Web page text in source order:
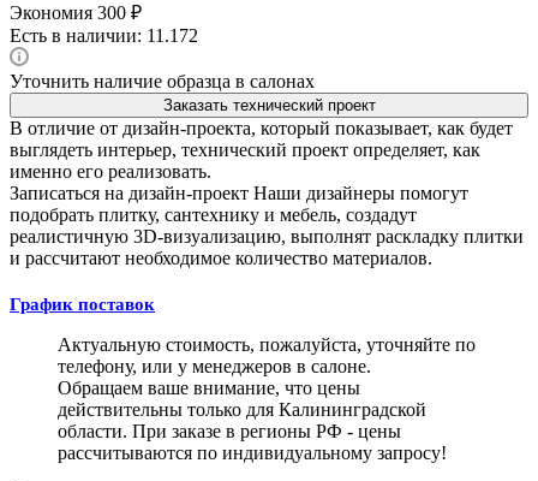
Экономия 300 ₽
Есть в наличии: 11.172
Уточнить наличие образца в салонах
Заказать технический проект
В отличие от дизайн-проекта, который показывает, как будет
выглядеть интерьер, технический проект определяет, как
именно его реализовать.
Записаться на дизайн-проект Наши дизайнеры помогут
подобрать плитку, сантехнику и мебель, создадут
реалистичную 3D-визуализацию, выполнят раскладку плитки
и рассчитают необходимое количество материалов.
График поставок
Актуальную стоимость, пожалуйста, уточняйте по
телефону, или у менеджеров в салоне.
Обращаем ваше внимание, что цены
действительны только для Калининградской
области. При заказе в регионы РФ - цены
рассчитываются по индивидуальному запросу!